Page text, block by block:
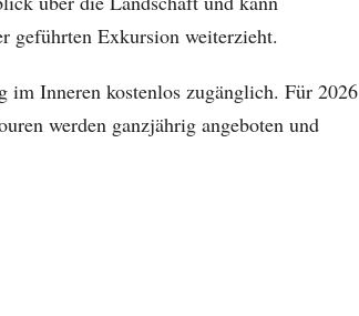
geführten Exkursion weiterzieht.
Inneren kostenlos zugänglich. Für 2026
werden ganzjährig angeboten und